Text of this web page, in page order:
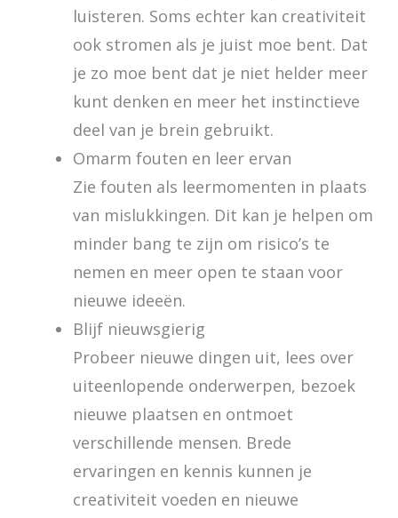
luisteren. Soms echter kan creativiteit
ook stromen als je juist moe bent. Dat
je zo moe bent dat je niet helder meer
kunt denken en meer het instinctieve
deel van je brein gebruikt.
Omarm fouten en leer ervan
Zie fouten als leermomenten in plaats
van mislukkingen. Dit kan je helpen om
minder bang te zijn om risico’s te
nemen en meer open te staan voor
nieuwe ideeën.
Blijf nieuwsgierig
Probeer nieuwe dingen uit, lees over
uiteenlopende onderwerpen, bezoek
nieuwe plaatsen en ontmoet
verschillende mensen. Brede
ervaringen en kennis kunnen je
creativiteit voeden en nieuwe